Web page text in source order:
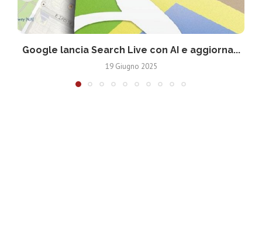
Google lancia Search Live con AI e aggiorna...
19 Giugno 2025